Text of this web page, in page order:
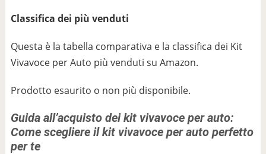
Classifica dei più venduti
Questa è la tabella comparativa e la classifica dei Kit
Vivavoce per Auto più venduti su Amazon.
Prodotto esaurito o non più disponibile.
Guida all’acquisto dei kit vivavoce per auto:
Come scegliere il kit vivavoce per auto perfetto
per te